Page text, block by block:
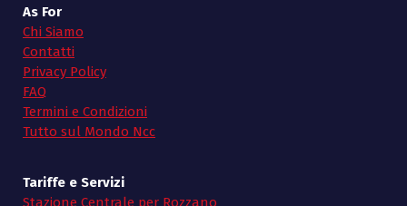
As For
Chi Siamo
Contatti
Privacy Policy
FAQ
Termini e Condizioni
Tutto sul Mondo Ncc
Tariffe e Servizi
Stazione Centrale per Rozzano